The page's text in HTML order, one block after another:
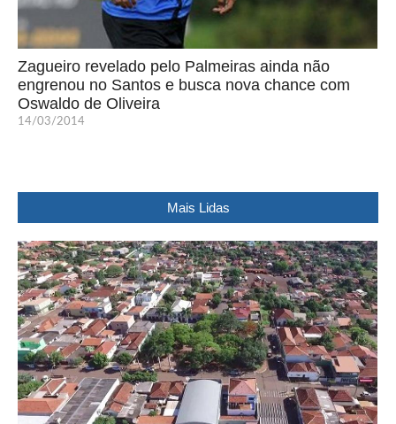
Zagueiro revelado pelo Palmeiras ainda não
engrenou no Santos e busca nova chance com
Oswaldo de Oliveira
14/03/2014
Mais Lidas